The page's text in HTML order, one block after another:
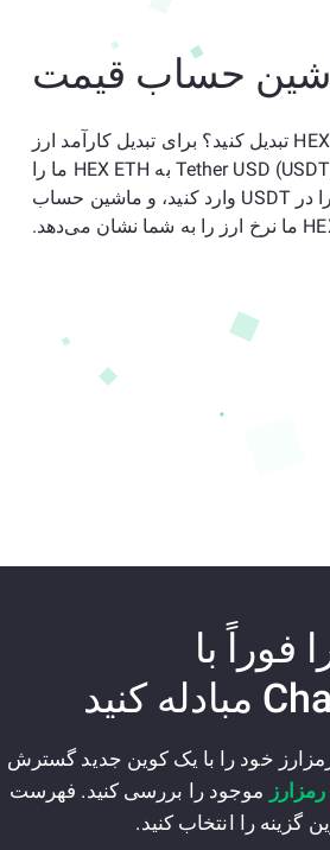
حساب قیمت
آماده هستید USDT را به HEX تبدیل کنید؟ برای تبدیل کارآمد ارز
دیجیتال خود، مبدل Tether USD (USDT) ETH به HEX ETH ما را
امتحان کنید. فقط مقدار را در USDT وارد کنید، و ماشین حساب
فوراً با
مبادله کنید
خود را با یک کوین جدید گسترش
موجود را بررسی کنید. فهرست
گزینه را انتخاب کنید.